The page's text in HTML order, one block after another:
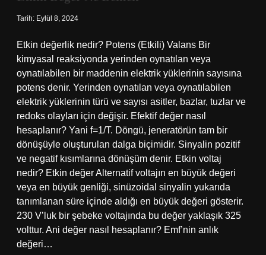
Tarih: Eylül 8, 2024
Etkin değerlik nedir? Potens (Etkili) Valans Bir
kimyasal reaksiyonda yerinden oynatılan veya
oynatılabilen bir maddenin elektrik yüklerinin sayısına
potens denir. Yerinden oynatılan veya oynatılabilen
elektrik yüklerinin türü ve sayısı asitler, bazlar, tuzlar ve
redoks olayları için değişir. Efektif değer nasıl
hesaplanır? Yani f=1/T. Döngü, jeneratörün tam bir
dönüşüyle ​​oluşturulan dalga biçimidir. Sinyalin pozitif
ve negatif kısımlarına dönüşüm denir. Etkin voltaj
nedir? Etkin değer Alternatif voltajın en büyük değeri
veya en büyük genliği, sinüzoidal sinyalin yukarıda
tanımlanan süre içinde aldığı en büyük değeri gösterir.
230 V’luk bir şebeke voltajında ​​bu değer yaklaşık 325
volttur. Ani değer nasıl hesaplanır? Emf’nin anlık
değeri…